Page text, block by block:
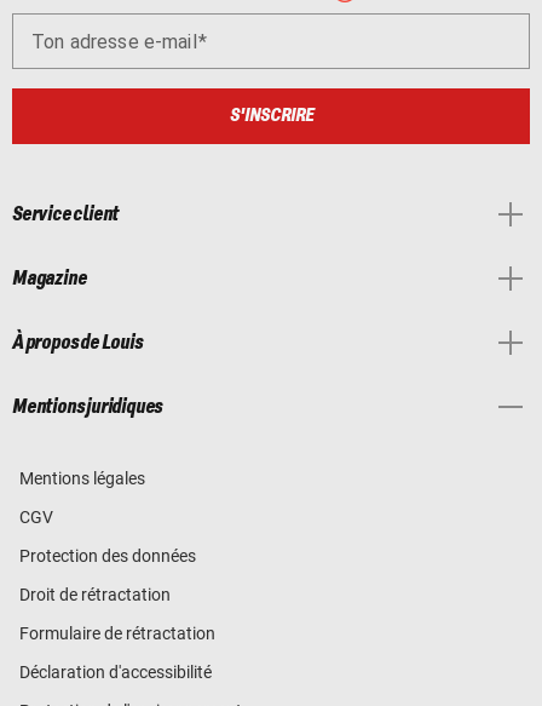
Ton adresse e-mail
S'INSCRIRE
Service client
Magazine
À propos de Louis
Mentions juridiques
Mentions légales
CGV
Protection des données
Droit de rétractation
Formulaire de rétractation
Déclaration d'accessibilité